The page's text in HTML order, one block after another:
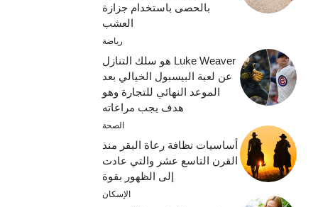
بالحصى باستخدام جزازة
العشب
رياضة
Luke Weaver هو سلك التنازل
عن لعبة البيسبول الخيالي بعد
الموعد النهائي للتجارة وهو
هدف يجب مراعاته
الصحة
أساسيات نظافة رعاة البقر منذ
القرن التاسع عشر والتي عادت
إلى الظهور بقوة
الإسكان